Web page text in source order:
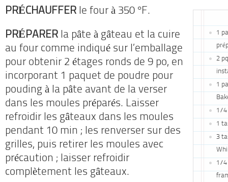
1
2
1
1/4
1
3
1/4
PRÉCHAUFFER le four à 350 °F.
PRÉPARER la pâte à gâteau et la cuire
au four comme indiqué sur l’emballage
pour obtenir 2 étages ronds de 9 po, en
incorporant 1 paquet de poudre pour
pouding à la pâte avant de la verser
dans les moules préparés. Laisser
refroidir les gâteaux dans les moules
pendant 10 min ; les renverser sur des
grilles, puis retirer les moules avec
précaution ; laisser refroidir
complètement les gâteaux.